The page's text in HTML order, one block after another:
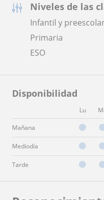
Niveles de las
Infantil y
Primaria
ESO
Disponibilidad
Lu
Mañana
Mediodía
Tarde